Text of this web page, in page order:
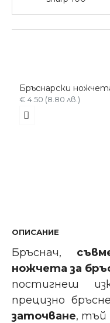
€ 4.50 (8.80 лв.)
ОПИСАНИЕ
Бръснач,
ножчета за
постигнеш
прецизно
заточване, тъй